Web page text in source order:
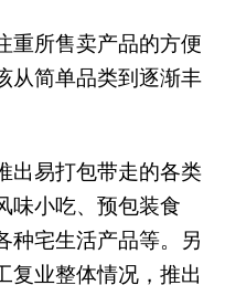
重所售卖产品的方便
从简单品类到逐渐丰
出易打包带走的各类
味小吃、预包装食
种宅生活产品等。另
复业整体情况，推出